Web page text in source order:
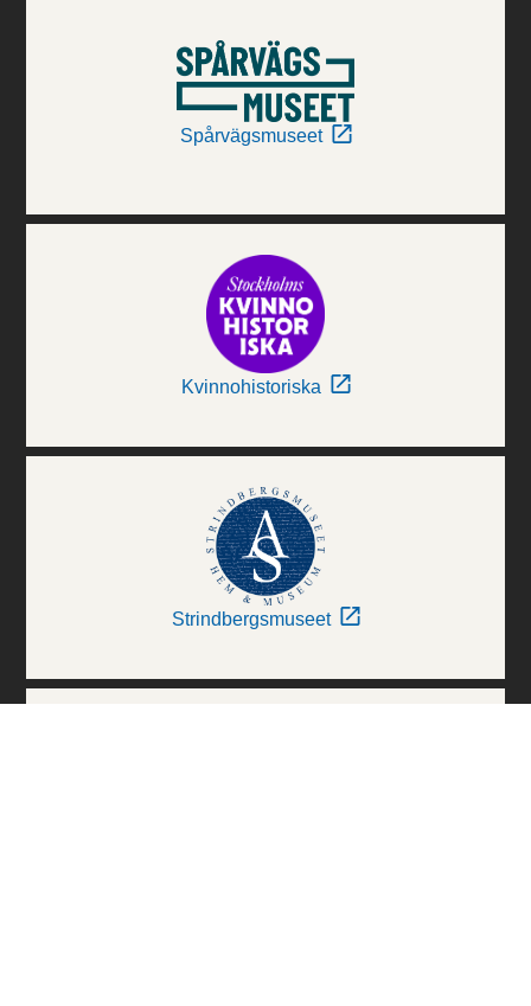
Spårvägsmuseet
Kvinnohistoriska
Strindbergsmuseet